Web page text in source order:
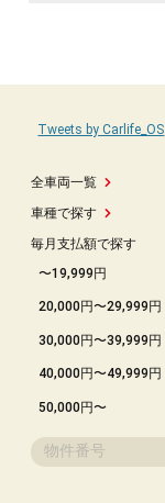
全車両一覧
車種で探す
毎月支払額で探す
〜19,999円
20,000円〜29,999円
30,000円〜39,999円
40,000円〜49,999円
50,000円〜
Tweets by Carlife_OS